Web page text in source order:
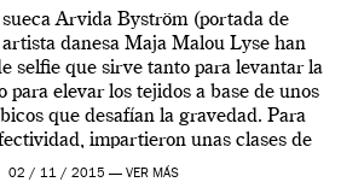
Arvida Byström (portada de
danesa Maja Malou Lyse han
selfie que sirve tanto para levantar la
para elevar los tejidos a base de unos
que desafían la gravedad. Para
impartieron unas clases de
prueba en el Tate […]
02 / 11 / 2015 — VER MÁS